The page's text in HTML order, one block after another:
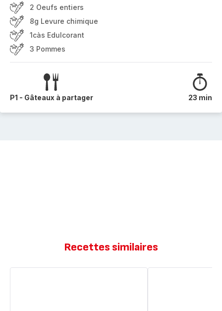
2 Oeufs entiers
8g Levure chimique
1càs Edulcorant
3 Pommes
P1 - Gâteaux à partager 23 min
Recettes similaires